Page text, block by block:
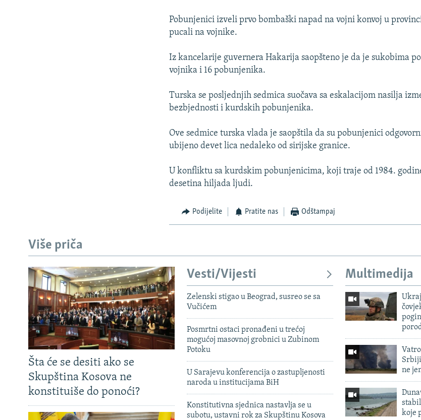
Pobunjenici izveli prvo bombaški napad na vojni konvoj u
pucali na vojnike.
Iz kancelarije guvernera Hakarija saopšteno je da je sukobima
vojnika i 16 pobunjenika.
Turska se posljednjih sedmica suočava sa eskalacijom nasilja
bezbjednosti i kurdskih pobunjenika.
Ove sedmice turska vlada je saopštila da su pobunjenici
ubijeno devet lica nedaleko od sirijske granice.
U konfliktu sa kurdskim pobunjenicima, koji traje od 1984.
desetina hiljada ljudi.
Podijelite Pratite nas Odštampaj
Više priča
Šta će se desiti ako se
Skupština Kosova ne
konstituiše do ponoći?
Vesti/Vijesti
Zelenski stigao u Beograd, susreo se sa
Vučićem
Posmrtni ostaci pronađeni u trećoj
mogućoj masovnoj grobnici u Zubinom
Potoku
U Sarajevu konferencija o zastupljenosti
naroda u institucijama BiH
Konstitutivna sjednica nastavlja se u
subotu, ustavni rok za Skupštinu Kosova
Multimedija
ne
koje